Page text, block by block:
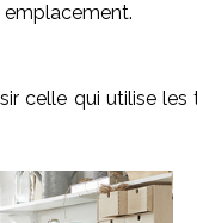
emplacement.
celle qui utilise